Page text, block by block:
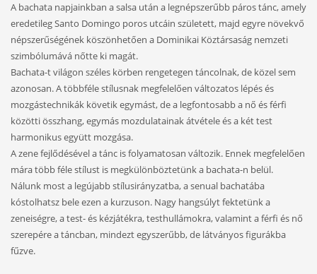
A bachata napjainkban a salsa után a legnépszerűbb páros tánc, amely
eredetileg Santo Domingo poros utcáin született, majd egyre növekvő
népszerűségének köszönhetően a Dominikai Köztársaság nemzeti
szimbólumává nőtte ki magát.
Bachata-t világon széles körben rengetegen táncolnak, de közel sem
azonosan. A többféle stílusnak megfelelően változatos lépés és
mozgástechnikák követik egymást, de a legfontosabb a nő és férfi
közötti összhang, egymás mozdulatainak átvétele és a két test
harmonikus együtt mozgása.
A zene fejlődésével a tánc is folyamatosan változik. Ennek megfelelően
mára több féle stílust is megkülönböztetünk a bachata-n belül.
Nálunk most a legújabb stílusirányzatba, a senual bachatába
kóstolhatsz bele ezen a kurzuson. Nagy hangsúlyt fektetünk a
zeneiségre, a test- és kézjátékra, testhullámokra, valamint a férfi és nő
szerepére a táncban, mindezt egyszerűbb, de látványos figurákba
fűzve.